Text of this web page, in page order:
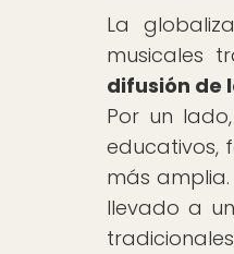
La
musicales
difusión de
Por un
educativos,
más
llevado a